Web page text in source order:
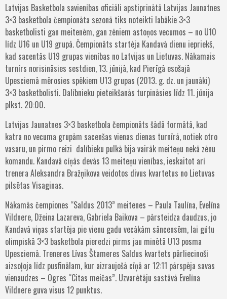
Latvijas Basketbola savienības oficiāli apstiprinātā Latvijas Jaunatnes
3×3 basketbola čempionāta sezonā tiks noteikti labākie 3×3
basketbolisti gan meitenēm, gan zēniem astoņos vecumos – no U10
līdz U16 un U19 grupā. Čempionāts startēja Kandavā dienu iepriekš,
kad sacentās U19 grupas vienības no Latvijas un Lietuvas. Nākamais
turnīrs norisināsies sestdien, 13. jūnijā, kad Pierīgā esošajā
Upesciemā mērosies spēkiem U13 grupas (2013. g. dz. un jaunāki)
3×3 basketbolisti. Dalībnieku pieteikšanās turpināsies līdz 11. jūnija
plkst. 20:00.
Latvijas Jaunatnes 3×3 basketbola čempionāts šādā formātā, kad
katra no vecuma grupām sacenšas vienas dienas turnīrā, notiek otro
vasaru, un pirmo reizi dalībieku pulkā bija vairāk meiteņu nekā zēnu
komandu. Kandavā cīņās devās 13 meiteņu vienības, ieskaitot arī
trenera Aleksandra Bražņikova veidotos divus kvartetus no Lietuvas
pilsētas Visaginas.
Nākamās čempiones “Saldus 2013” meitenes – Paula Taulīna, Evelīna
Vildnere, Džeina Lazareva, Gabriela Baikova – pārsteidza daudzus, jo
Kandavā viņas startēja pie vienu gadu vecākām sāncensēm, lai gūtu
olimpiskā 3×3 basketbola pieredzi pirms jau minētā U13 posma
Upesciemā. Treneres Līvas Štameres Saldus kvartets pārliecinoši
aizsoļoja līdz pusfinālam, kur aizraujošā cīņā ar 12:11 pārspēja savas
vienaudzes – Ogres “Citas meičas”. Uzvarētāju sastāvā Evelīna
Vildnere guva visus 12 punktus.